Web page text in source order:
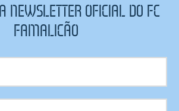
NEWSLETTER OFICIAL DO FC
FAMALICÃO